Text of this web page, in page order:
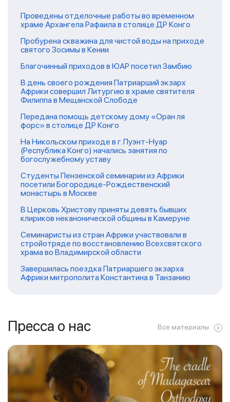
Проведены отделочные работы во временном
храме Архангела Рафаила в столице ДР Конго
Пробурена скважина для чистой воды на приходе
святого Зосимы в Кении
Благочинный приходов в ЮАР посетил Замбию
В день своего рождения Патриарший экзарх
Африки совершил Литургию в храме святителя
Филиппа в Мещанской Слободе
Передана помощь детскому дому «Оран ля
форс» в столице ДР Конго
На Никольском приходе в г. Пуэнт-Нуар
(Республика Конго) начались занятия по
богослужебному уставу
Студенты Пензенской семинарии из Африки
посетили Богородице-Рождественский
монастырь в Москве
В Церковь Христову приняты девять бывших
клириков неканонической общины в Камеруне
Семинаристы из стран Африки участвовали в
стройотряде по восстановлению Всехсвятского
храма во Владимирской области
Завершилась поездка Патриаршего экзарха
Африки митрополита Константина в Танзанию
Пресса о нас Все материалы